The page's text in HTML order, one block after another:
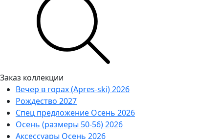
Заказ коллекции
Вечер в горах (Apres-ski) 2026
Рождество 2027
Спец предложение Осень 2026
Осень (размеры 50-56) 2026
Аксессуары Осень 2026